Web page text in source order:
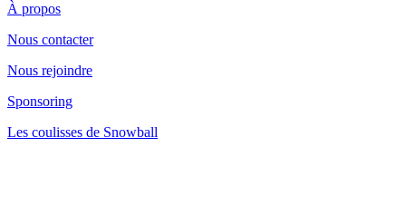
À propos
Nous contacter
Nous rejoindre
Sponsoring
Les coulisses de Snowball